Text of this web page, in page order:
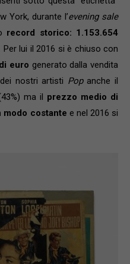
York, durante l’evening sale
record storico: 1.153.654
. Per lui il 2016 si è chiuso con
euro generato dalla vendita
nostri artisti Popanche il
ma il prezzo medio di
modo costante e nel 2016 si